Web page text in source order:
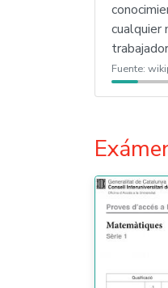
cualquier
Fuente: